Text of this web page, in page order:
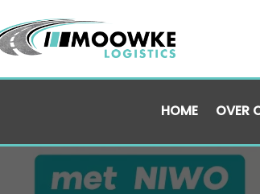
HOME OVER